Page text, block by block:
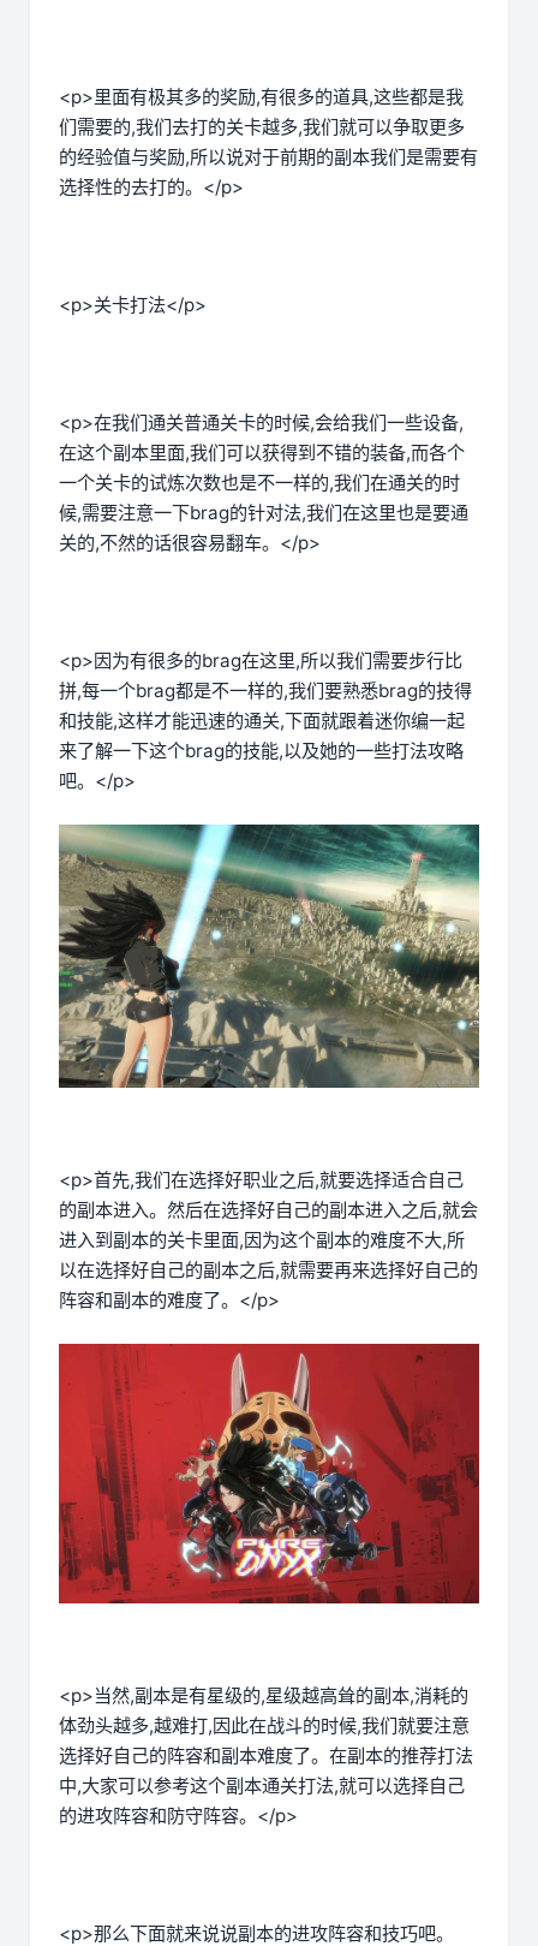
<p>里面有极其多的奖励,有很多的道具,这些都是我
们需要的,我们去打的关卡越多,我们就可以争取更多
的经验值与奖励,所以说对于前期的副本我们是需要有
选择性的去打的。</p>
<p>关卡打法</p>
<p>在我们通关普通关卡的时候,会给我们一些设备,
在这个副本里面,我们可以获得到不错的装备,而各个
一个关卡的试炼次数也是不一样的,我们在通关的时
候,需要注意一下brag的针对法,我们在这里也是要通
关的,不然的话很容易翻车。</p>
<p>因为有很多的brag在这里,所以我们需要步行比
拼,每一个brag都是不一样的,我们要熟悉brag的技得
和技能,这样才能迅速的通关,下面就跟着迷你编一起
来了解一下这个brag的技能,以及她的一些打法攻略
吧。</p>
<p>首先,我们在选择好职业之后,就要选择适合自己
的副本进入。然后在选择好自己的副本进入之后,就会
进入到副本的关卡里面,因为这个副本的难度不大,所
以在选择好自己的副本之后,就需要再来选择好自己的
阵容和副本的难度了。</p>
<p>当然,副本是有星级的,星级越高耸的副本,消耗的
体劲头越多,越难打,因此在战斗的时候,我们就要注意
选择好自己的阵容和副本难度了。在副本的推荐打法
中,大家可以参考这个副本通关打法,就可以选择自己
的进攻阵容和防守阵容。</p>
<p>那么下面就来说说副本的进攻阵容和技巧吧。